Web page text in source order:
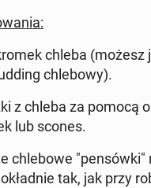
chleba (możesz
chle­bo­wy).
z chleba za pomocą
lub scones.
chle­bo­we "pen­sów­ki"
tak, jak przy